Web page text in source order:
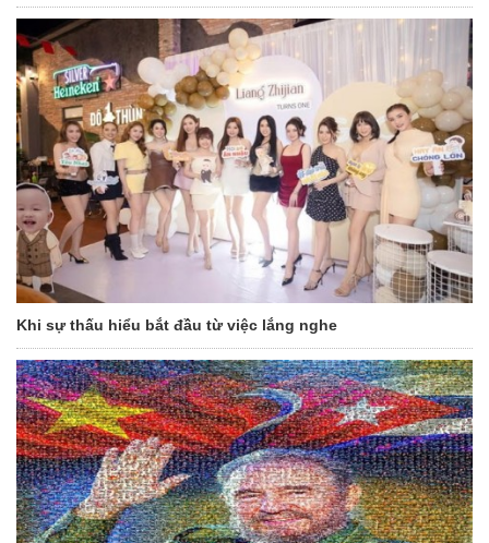
Khi sự thấu hiểu bắt đầu từ việc lắng nghe